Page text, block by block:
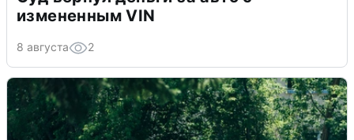
измененным VIN
8 августа 2